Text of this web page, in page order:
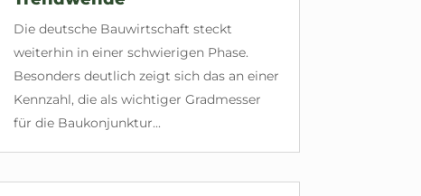
Die deutsche Bauwirtschaft steckt
weiterhin in einer schwierigen Phase.
Besonders deutlich zeigt sich das an einer
Kennzahl, die als wichtiger Gradmesser
für die Baukonjunktur...